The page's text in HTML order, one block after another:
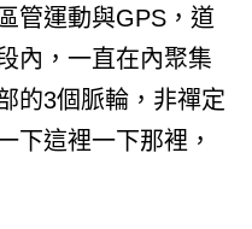
管運動與GPS，道
內，一直在內聚集
的3個脈輪，非禪定
下這裡一下那裡，